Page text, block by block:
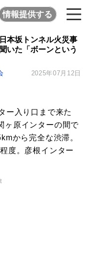
情報提供する
本坂トンネル火災事
いた「ボーンという
2025年07月12日
ー入り口まで来た
ヶ原インターの間で
から完全な渋滞。
度。彦根インター